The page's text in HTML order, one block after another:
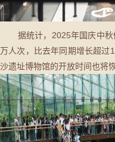
据统计，2025年国庆中秋
万人次，比去年同期增长超过
沙遗址博物馆的开放时间也将